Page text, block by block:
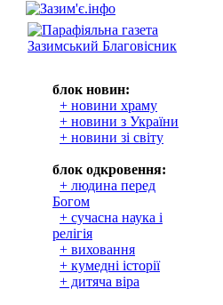
блок новин:
+ новини храму
+ новини з України
+ новини зі світу
блок одкровення:
+ людина перед
Богом
+ сучасна наука і
релігія
+ виховання
+ кумедні історії
+ дитяча віра